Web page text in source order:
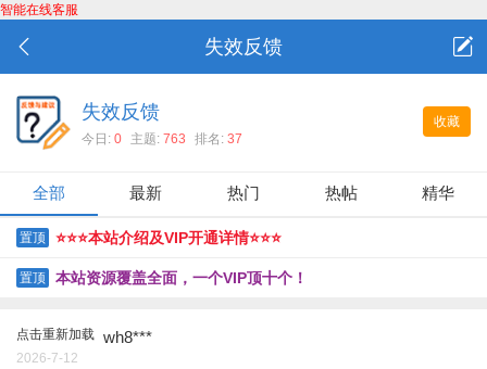
智能在线客服
失效反馈
收藏
失效反馈
今日: 0 主题: 763 排名: 37
全部 最新 热门 热帖 精华
置顶 ⭐⭐⭐本站介绍及VIP开通详情⭐⭐⭐
置顶 本站资源覆盖全面，一个VIP顶十个！
点击重新加载 wh8***
2026-7-12